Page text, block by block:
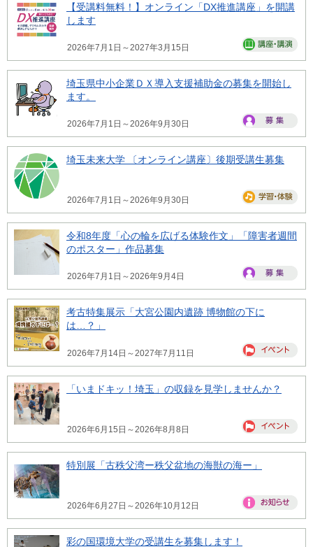
【受講料無料！】オンライン「DX推進講座」を開講
します
2026年7月1日～2027年3月15日
埼玉県中小企業ＤＸ導入支援補助金の募集を開始し
ます。
2026年7月1日～2026年9月30日
埼玉未来大学 〔オンライン講座〕後期受講生募集
2026年7月1日～2026年9月30日
令和8年度「心の輪を広げる体験作文」「障害者週間
のポスター」作品募集
2026年7月1日～2026年9月4日
考古特集展示「大宮公園内遺跡 博物館の下に
は…？」
2026年7月14日～2027年7月11日
「いまドキッ！埼玉」の収録を見学しませんか？
2026年6月15日～2026年8月8日
特別展「古秩父湾ー秩父盆地の海獣の海ー」
2026年6月27日～2026年10月12日
彩の国環境大学の受講生を募集します！